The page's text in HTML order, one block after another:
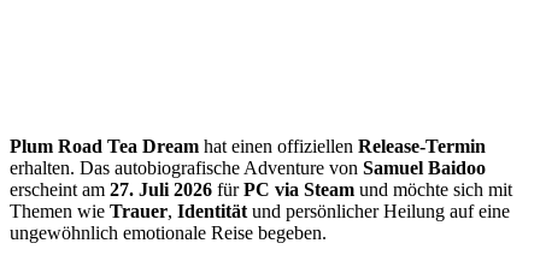
Plum Road Tea Dream hat einen offiziellen Release-Termin
erhalten. Das autobiografische Adventure von Samuel Baidoo
erscheint am 27. Juli 2026 fürPC via Steam und möchte sich mit
Themen wie Trauer, Identität und persönlicher Heilung auf eine
ungewöhnlich emotionale Reise begeben.